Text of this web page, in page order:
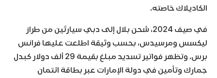
الكاديلاك خاصته.
في صيف 2024، شحن بلال إلى دبي سيارتَين من طراز
ليكسس ومرسيدس، بحسب وثيقة اطلعت عليها فرانس
برس. وتظهر فواتير تسديد مبلغ بقيمة 29 ألف دولار كبدل
جمارك وتأمين في دولة الإمارات عبر بطاقة ائتمان